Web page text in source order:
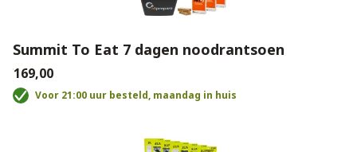
Summit To Eat 7 dagen noodrantsoen
€169,00
Voor 21:00 uur besteld, maandag in huis